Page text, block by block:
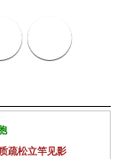
疏松立竿见影